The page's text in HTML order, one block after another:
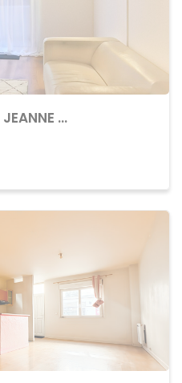
Achat Appartement JEANNE d'ARC - BEAULIEU